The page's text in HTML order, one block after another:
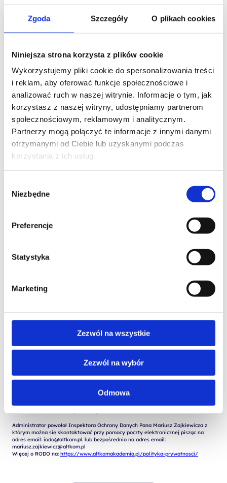
Zgoda Szczegóły O plikach cookies
Niniejsza strona korzysta z plików cookie
Wykorzystujemy pliki cookie do spersonalizowania treści
i reklam, aby oferować funkcje społecznościowe i
analizować ruch w naszej witrynie. Informacje o tym, jak
korzystasz z naszej witryny, udostępniamy partnerom
społecznościowym, reklamowym i analitycznym.
Partnerzy mogą połączyć te informacje z innymi danymi
otrzymanymi od Ciebie lub uzyskanymi podczas
korzystania z ich usług.
zgody
Niezbędne
Preferencje
Statystyka
Marketing
Zezwól na wszystkie
Zezwól na wybór
Odmowa
WOJEWÓDZTWO*
TREŚĆ WIADOMOŚCI*
Wyrażam zgodę na przetwarzanie moich danych osobowych podanych w
formularzu w celu realizacji zgłoszenia (przygotowania odpowiedzi, oferty,
marketingowych przez Altkom Akademia S.A., ul. Chłodna 51, 00-867
Administratorem Państwa danych osobowych jest: Altkom Akademia S.A. 00-867
Warszawa ul. Chłodna 51, KRS: 0000859378, NIP: 527-267-43-24, REGON:
146032998.
- adres do korespondencji: Chłodna 51, 00-867 Warszawa
Administrator powołał Inspektora Ochrony Danych Pana Mariusz Zajkiewicza z
którym można się skontaktować przy pomocy poczty elektronicznej pisząc na
adres email: iodo@altkom.pl. lub bezpośrednio na adres email:
mariusz.zajkiewicz@altkom.pl
Więcej o RODO na: https://www.altkomakademia.pl/polityka-prywatnosci/